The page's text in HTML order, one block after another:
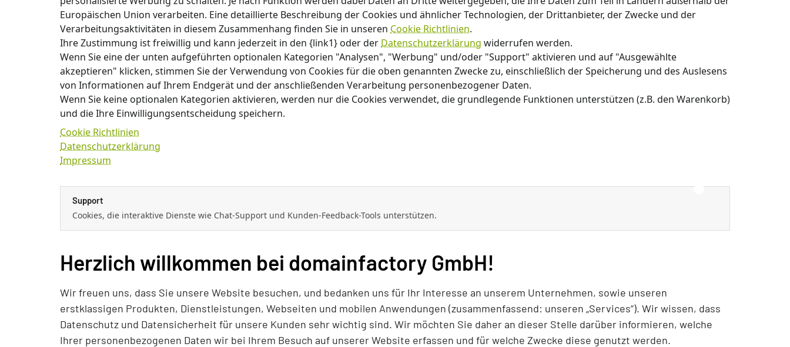
Europäischen Union verarbeiten. Eine detaillierte Beschreibung der Cookies und ähnlicher Technologien, der Drittanbieter, der Zwecke und der
Verarbeitungsaktivitäten in diesem Zusammenhang finden Sie in unseren Cookie Richtlinien.
Ihre Zustimmung ist freiwillig und kann jederzeit in den {link1} oder der Datenschutzerklärung widerrufen werden.
Wenn Sie eine der unten aufgeführten optionalen Kategorien "Analysen", "Werbung" und/oder "Support" aktivieren und auf "Ausgewählte
akzeptieren" klicken, stimmen Sie der Verwendung von Cookies für die oben genannten Zwecke zu, einschließlich der Speicherung und des Auslesens
von Informationen auf Ihrem Endgerät und der anschließenden Verarbeitung personenbezogener Daten.
Wenn Sie keine optionalen Kategorien aktivieren, werden nur die Cookies verwendet, die grundlegende Funktionen unterstützen (z.B. den Warenkorb)
und die Ihre Einwilligungsentscheidung speichern.
Cookie Richtlinien
Datenschutzerklärung
Impressum
Support
Cookies, die interaktive Dienste wie Chat-Support und Kunden-Feedback-Tools unterstützen.
Herzlich willkommen bei domainfactory GmbH!
Wir freuen uns, dass Sie unsere Website besuchen, und bedanken uns für Ihr Interesse an unserem Unternehmen, sowie unseren
erstklassigen Produkten, Dienstleistungen, Webseiten und mobilen Anwendungen (zusammenfassend: unseren „Services“). Wir wissen, dass
Datenschutz und Datensicherheit für unsere Kunden sehr wichtig sind. Wir möchten Sie daher an dieser Stelle darüber informieren, welche
Ihrer personenbezogenen Daten wir bei Ihrem Besuch auf unserer Website erfassen und für welche Zwecke diese genutzt werden.